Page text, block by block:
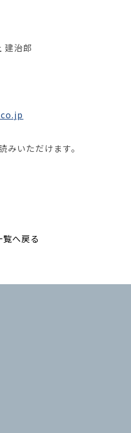
建治郎
みいただけます。
へ戻る